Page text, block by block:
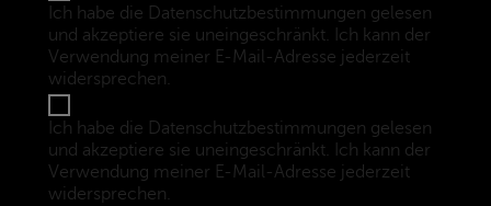
Ich habe die Datenschutzbestimmungen gelesen
und akzeptiere sie uneingeschränkt. Ich kann der
Verwendung meiner E-Mail-Adresse jederzeit
widersprechen.
Ich habe die Datenschutzbestimmungen gelesen
und akzeptiere sie uneingeschränkt. Ich kann der
Verwendung meiner E-Mail-Adresse jederzeit
widersprechen.